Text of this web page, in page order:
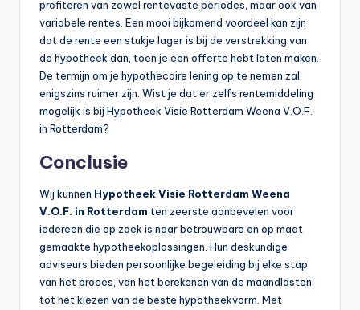
profiteren van zowel rentevaste periodes, maar ook van
variabele rentes. Een mooi bijkomend voordeel kan zijn
dat de rente een stukje lager is bij de verstrekking van
de hypotheek dan, toen je een offerte hebt laten maken.
De termijn om je hypothecaire lening op te nemen zal
enigszins ruimer zijn. Wist je dat er zelfs rentemiddeling
mogelijk is bij Hypotheek Visie Rotterdam Weena V.O.F.
in Rotterdam?
Conclusie
Wij kunnen Hypotheek Visie Rotterdam Weena
V.O.F. in Rotterdam ten zeerste aanbevelen voor
iedereen die op zoek is naar betrouwbare en op maat
gemaakte hypotheekoplossingen. Hun deskundige
adviseurs bieden persoonlijke begeleiding bij elke stap
van het proces, van het berekenen van de maandlasten
tot het kiezen van de beste hypotheekvorm. Met